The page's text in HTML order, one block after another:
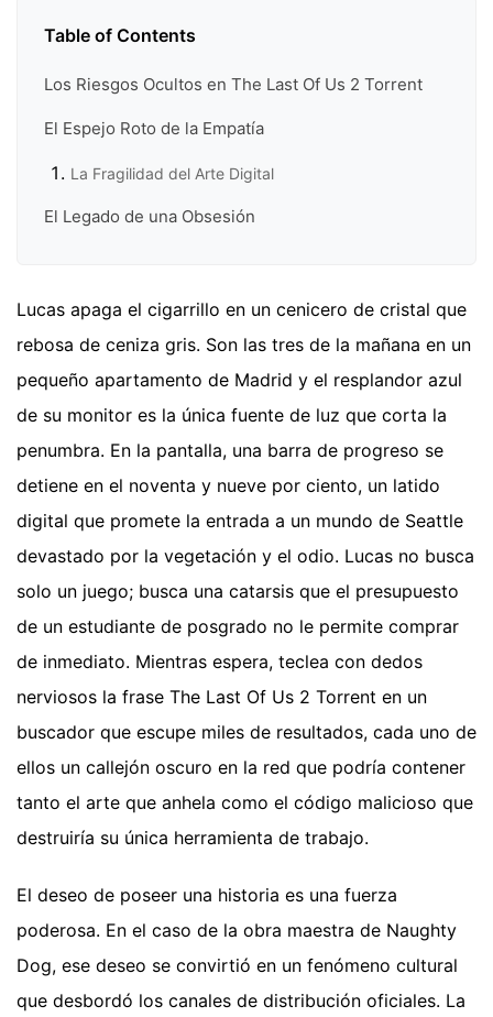
Table of Contents
Los Riesgos Ocultos en The Last Of Us 2 Torrent
El Espejo Roto de la Empatía
La Fragilidad del Arte Digital
El Legado de una Obsesión
Lucas apaga el cigarrillo en un cenicero de cristal que
rebosa de ceniza gris. Son las tres de la mañana en un
pequeño apartamento de Madrid y el resplandor azul
de su monitor es la única fuente de luz que corta la
penumbra. En la pantalla, una barra de progreso se
detiene en el noventa y nueve por ciento, un latido
digital que promete la entrada a un mundo de Seattle
devastado por la vegetación y el odio. Lucas no busca
solo un juego; busca una catarsis que el presupuesto
de un estudiante de posgrado no le permite comprar
de inmediato. Mientras espera, teclea con dedos
nerviosos la frase The Last Of Us 2 Torrent en un
buscador que escupe miles de resultados, cada uno de
ellos un callejón oscuro en la red que podría contener
tanto el arte que anhela como el código malicioso que
destruiría su única herramienta de trabajo.
El deseo de poseer una historia es una fuerza
poderosa. En el caso de la obra maestra de Naughty
Dog, ese deseo se convirtió en un fenómeno cultural
que desbordó los canales de distribución oficiales. La